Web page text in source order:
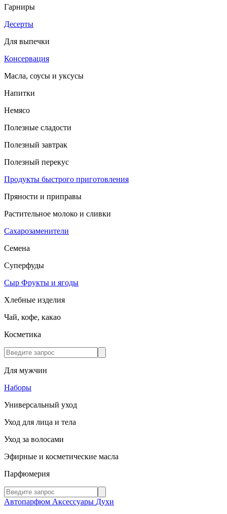
Гарниры
Десерты
Для выпечки
Консервация
Масла, соусы и уксусы
Напитки
Немясо
Полезные сладости
Полезный завтрак
Полезный перекус
Продукты быстрого приготовления
Пряности и приправы
Растительное молоко и сливки
Сахарозаменители
Семена
Суперфуды
Сыр Фрукты и ягоды
Хлебные изделия
Чай, кофе, какао
Косметика
Для мужчин
Наборы
Универсальный уход
Уход для лица и тела
Уход за волосами
Эфирные и косметические масла
Парфюмерия
Автопарфюм Аксессуары Духи